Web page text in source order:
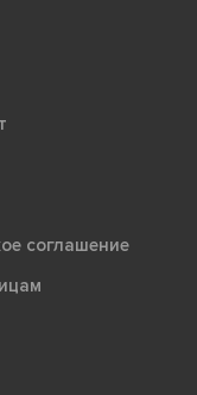
соглашение